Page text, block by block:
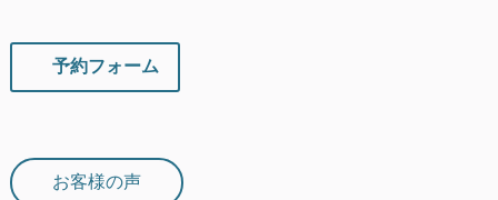
予約フォーム
お客様の声